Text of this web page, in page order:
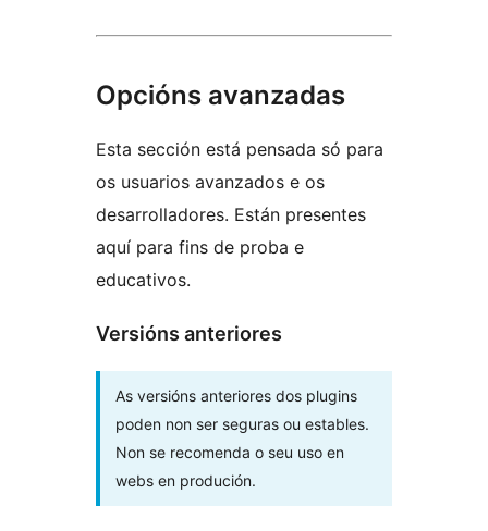
Opcións avanzadas
Esta sección está pensada só para
os usuarios avanzados e os
desarrolladores. Están presentes
aquí para fins de proba e
educativos.
Versións anteriores
As versións anteriores dos plugins
poden non ser seguras ou estables.
Non se recomenda o seu uso en
webs en produción.